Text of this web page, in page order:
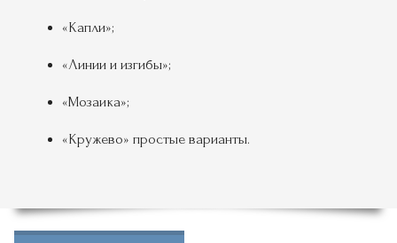
«Капли»;
«Линии и изгибы»;
«Мозаика»;
«Кружево» простые варианты.